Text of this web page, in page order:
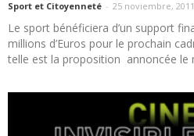
Sport et Citoyenneté - 25 noviembre, 2011
Le sport bénéficiera d’un support
millions d’Euros pour le prochain
telle est la proposition annoncée le